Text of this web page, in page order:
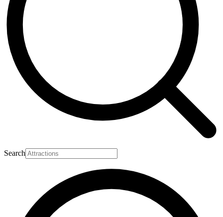
Search